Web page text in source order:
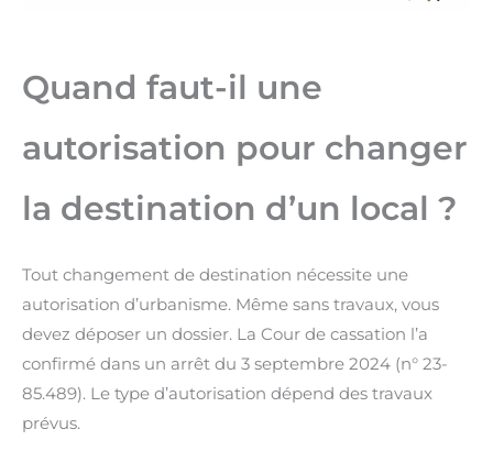
Quand faut-il une
autorisation pour changer
la destination d’un local ?
Tout changement de destination nécessite une
autorisation d’urbanisme. Même sans travaux, vous
devez déposer un dossier. La Cour de cassation l’a
confirmé dans un arrêt du 3 septembre 2024 (n° 23-
85.489). Le type d’autorisation dépend des travaux
prévus.